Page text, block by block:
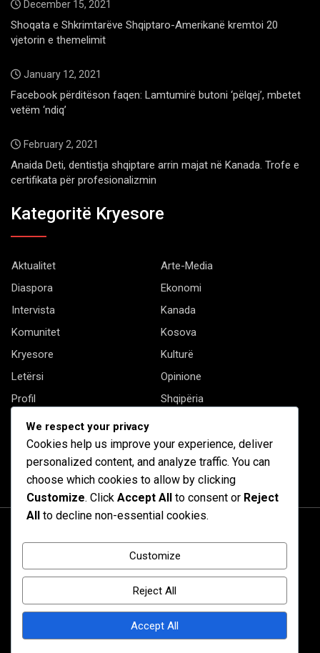
December 15, 2021
Shoqata e Shkrimtarëve Shqiptaro-Amerikanë kremtoi 20
vjetorin e themelimit
January 12, 2021
Facebook përditëson faqen: Lamtumirë butoni ‘pëlqej’, mbetet
vetëm ‘ndiq’
February 2, 2021
Anaida Deti, dentistja shqiptare arrin majat në Kanada. Trofe e
certifikata për profesionalizmin
Kategoritë Kryesore
Aktualitet
Arte-Media
Diaspora
Ekonomi
Intervista
Kanada
Komunitet
Kosova
Kryesore
Kulturë
Letërsi
Opinione
Profil
Shqipëria
Shqiptarët në biznes
Të tjera
We respect your privacy
Cookies help us improve your experience, deliver
personalized content, and analyze traffic. You can
choose which cookies to allow by clicking
Customize. Click Accept All to consent or Reject
All to decline non-essential cookies.
Customize
Reject All
Accept All